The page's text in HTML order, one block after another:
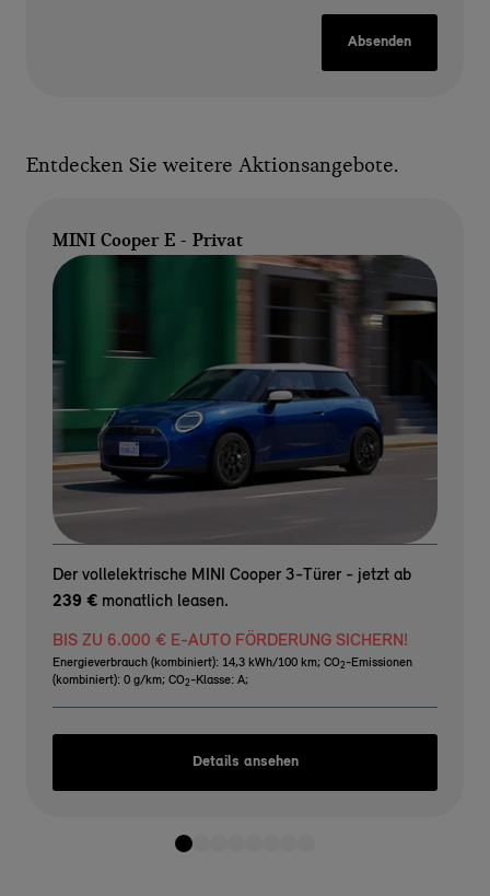
Absenden
Entdecken Sie weitere Aktionsangebote.
MINI Cooper E - Privat
Der vollelektrische MINI Cooper 3-Türer - jetzt ab
239 € monatlich leasen.
BIS ZU 6.000 € E-AUTO FÖRDERUNG SICHERN!
Energieverbrauch (kombiniert): 14,3 kWh/100 km; CO2 -Emissionen
(kombiniert): 0 g/km; CO2 -Klasse: A;
Details ansehen